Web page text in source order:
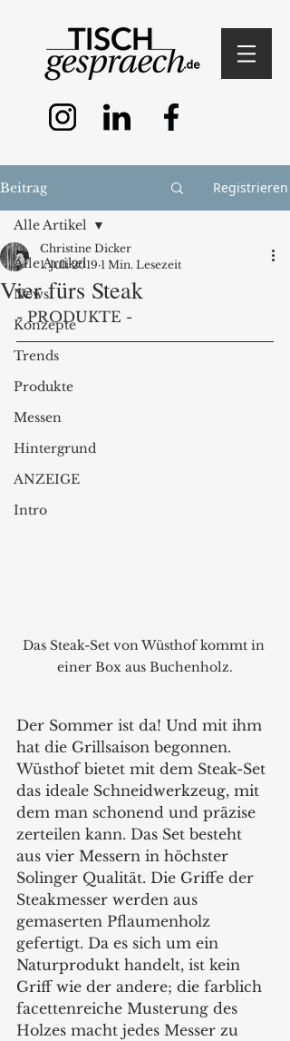
Beitrag Registrieren
Alle Artikel
News
Konzepte
Trends
Produkte
Messen
Hintergrund
ANZEIGE
Intro
Alle Artikel
Vier fürs Steak
Christine Dicker
1. Juli 2019 1 Min. Lesezeit
- PRODUKTE -
Das Steak-Set von Wüsthof kommt in
einer Box aus Buchenholz.
Der Sommer ist da! Und mit ihm
hat die Grillsaison begonnen.
Wüsthof bietet mit dem Steak-Set
das ideale Schneidwerkzeug, mit
dem man schonend und präzise
zerteilen kann. Das Set besteht
aus vier Messern in höchster
Solinger Qualität. Die Griffe der
Steakmesser werden aus
gemaserten Pflaumenholz
gefertigt. Da es sich um ein
Naturprodukt handelt, ist kein
Griff wie der andere; die farblich
facettenreiche Musterung des
Holzes macht jedes Messer zu